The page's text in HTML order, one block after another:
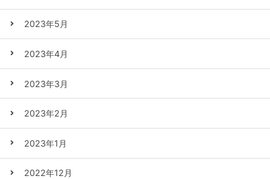
2023年5月
2023年4月
2023年3月
2023年2月
2023年1月
2022年12月